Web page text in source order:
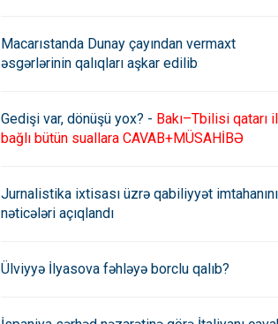
Macarıstanda Dunay çayından vermaxt
əsgərlərinin qalıqları aşkar edilib
Gedişi var, dönüşü yox? - Bakı–Tbilisi qatarı
bağlı bütün suallara CAVAB+MÜSAHİBƏ
Jurnalistika ixtisası üzrə qabiliyyət
nəticələri açıqlandı
Ülviyyə İlyasova fəhləyə borclu qalıb?